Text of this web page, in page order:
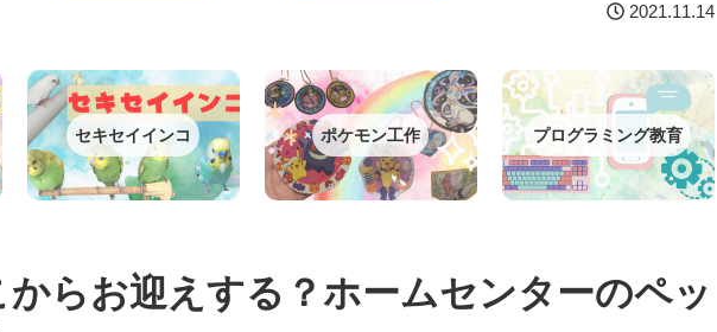
2021.11.14
セキセイインコ ポケモン工作 プログラミング教育
らお迎えする？ホームセンターのペッ